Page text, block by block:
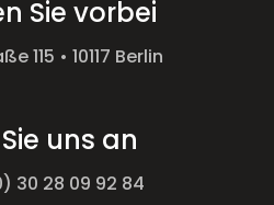
Sie vorbei
115 • 10117 Berlin
uns an
30 28 09 92 84